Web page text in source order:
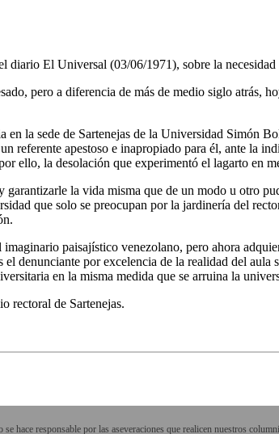
El Universal (03/06/1971), sobre la
pero a diferencia de más de medio siglo atrás,
la sede de Sartenejas de la Universidad Simón
apestoso e inapropiado para él, ante la
ello, la desolación que experimentó el lagarto en
la vida misma que de un modo u otro
que solo se preocupan por la jardinería del
paisajístico venezolano, pero ahora
denunciante por excelencia de la realidad del aula
en la misma medida que se arruina la
rectoral de Sartenejas.
hace responsable por las aseveraciones que realicen nuestros